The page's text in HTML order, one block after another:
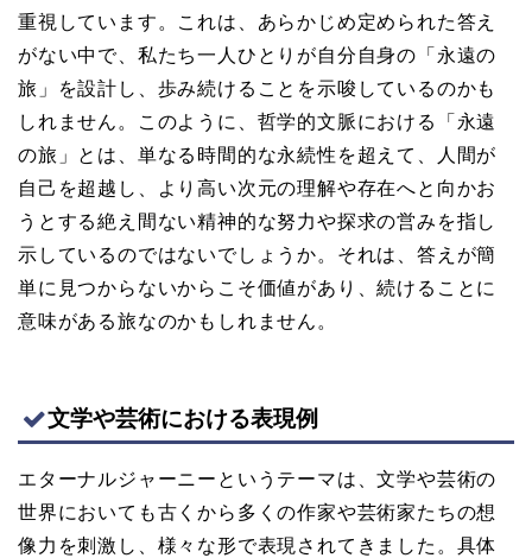
重視しています。これは、あらかじめ定められた答え
がない中で、私たち一人ひとりが自分自身の「永遠の
旅」を設計し、歩み続けることを示唆しているのかも
しれません。このように、哲学的文脈における「永遠
の旅」とは、単なる時間的な永続性を超えて、人間が
自己を超越し、より高い次元の理解や存在へと向かお
うとする絶え間ない精神的な努力や探求の営みを指し
示しているのではないでしょうか。それは、答えが簡
単に見つからないからこそ価値があり、続けることに
意味がある旅なのかもしれません。
文学や芸術における表現例
エターナルジャーニーというテーマは、文学や芸術の
世界においても古くから多くの作家や芸術家たちの想
像力を刺激し、様々な形で表現されてきました。具体